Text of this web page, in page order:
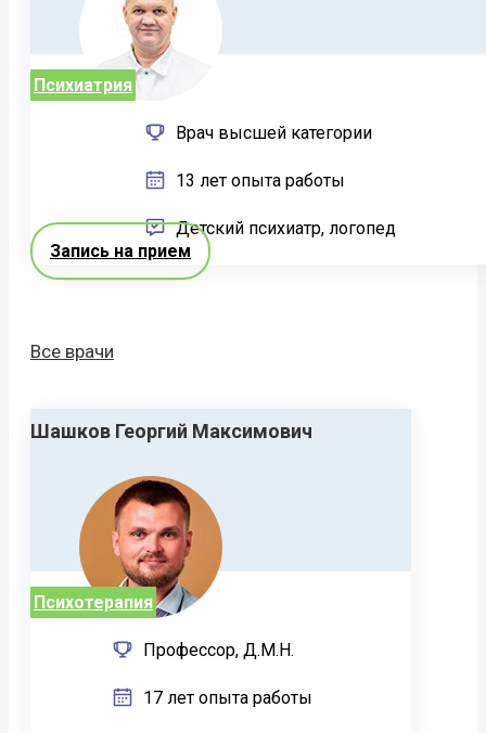
Психиатрия
Врач высшей категории
13 лет опыта работы
Детский психиатр, логопед
Запись на прием
Все врачи
Шашков Георгий Максимович
Психотерапия
Профессор, Д.М.Н.
17 лет опыта работы